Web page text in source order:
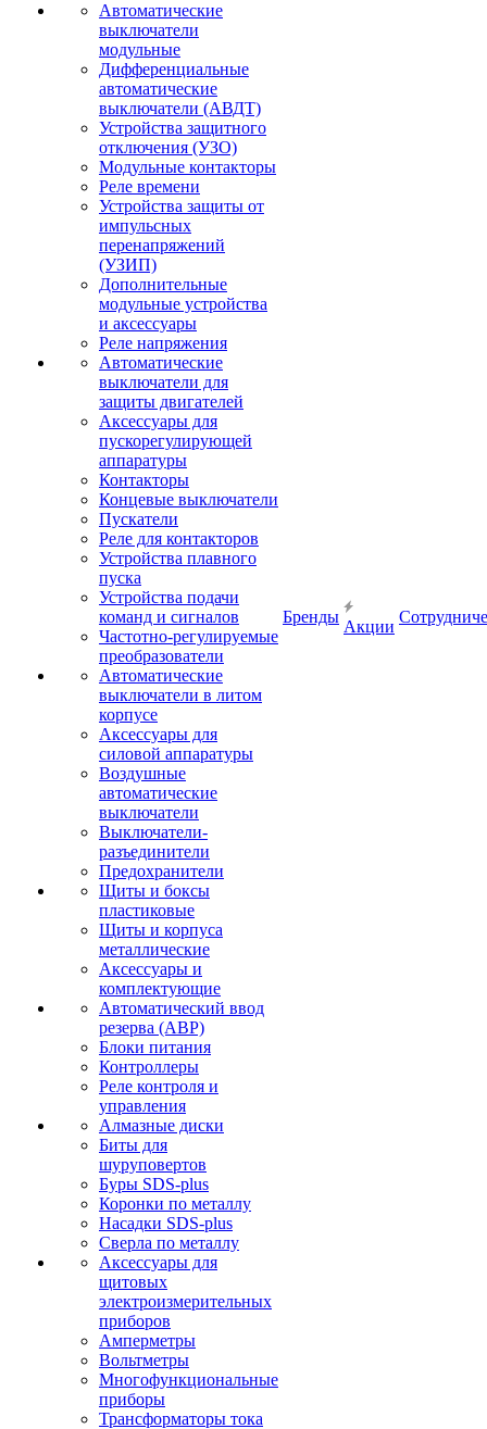
Автоматические
выключатели
модульные
Дифференциальные
автоматические
выключатели (АВДТ)
Устройства защитного
отключения (УЗО)
Модульные контакторы
Реле времени
Устройства защиты от
импульсных
перенапряжений
(УЗИП)
Дополнительные
модульные устройства
и аксессуары
Реле напряжения
Автоматические
выключатели для
защиты двигателей
Аксессуары для
пускорегулирующей
аппаратуры
Контакторы
Концевые выключатели
Пускатели
Реле для контакторов
Устройства плавного
пуска
Устройства подачи
команд и сигналов
Частотно-регулируемые
преобразователи
Автоматические
выключатели в литом
корпусе
Аксессуары для
силовой аппаратуры
Воздушные
автоматические
выключатели
Выключатели-
разъединители
Предохранители
Щиты и боксы
пластиковые
Щиты и корпуса
металлические
Аксессуары и
комплектующие
Автоматический ввод
резерва (АВР)
Блоки питания
Контроллеры
Реле контроля и
управления
Алмазные диски
Биты для
шуруповертов
Буры SDS-plus
Коронки по металлу
Насадки SDS-plus
Сверла по металлу
Аксессуары для
щитовых
электроизмерительных
приборов
Амперметры
Вольтметры
Многофункциональные
приборы
Трансформаторы тока
Бренды
Акции